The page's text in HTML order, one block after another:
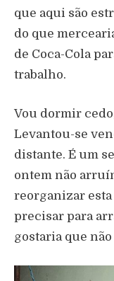
que aqui são
do que
de Coca-Cola
trabalho.
Vou dormir
Levantou-se
distante. É um
ontem não
reorganizar
precisar para
gostaria que